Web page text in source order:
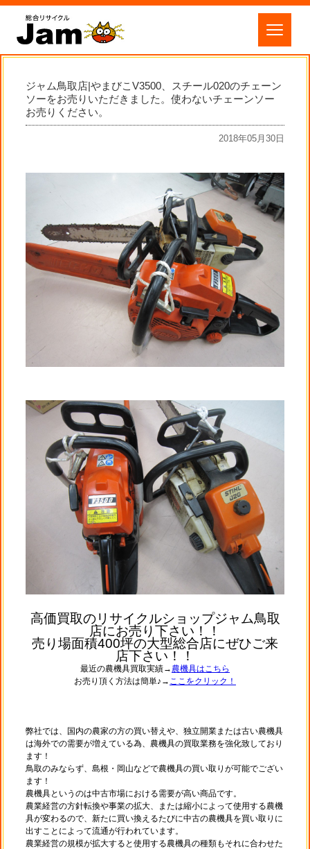
ジャム鳥取店|やまびこV3500、スチール020のチェーン
ソーをお売りいただきました。使わないチェーンソー
お売りください。
2018年05月30日
高価買取のリサイクルショップジャム鳥取
店にお売り下さい！！
売り場面積400坪の大型総合店にぜひご来
店下さい！！
最近の農機具買取実績→ 農機具はこちら
お売り頂く方法は簡単♪→ ここをクリック！
弊社では、国内の農家の方の買い替えや、独立開業または古い農機具
は海外での需要が増えている為、農機具の買取業務を強化致しており
ます！
鳥取のみならず、島根・岡山などで農機具の買い取りが可能でござい
ます！
農機具というのは中古市場における需要が高い商品です。
農業経営の方針転換や事業の拡大、または縮小によって使用する農機
具が変わるので、新たに買い換えるたびに中古の農機具を買い取りに
出すことによって流通が行われています。
農業経営の規模が拡大すると使用する農機具の種類もそれに合わせた